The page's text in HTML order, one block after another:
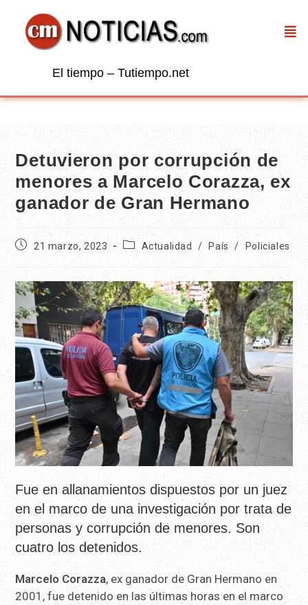
El tiempo – Tutiempo.net
Detuvieron por corrupción de
menores a Marcelo Corazza, ex
ganador de Gran Hermano
21 marzo, 2023 Actualidad / País / Policiales
Fue en allanamientos dispuestos por un juez
en el marco de una investigación por trata de
personas y corrupción de menores. Son
cuatro los detenidos.
Marcelo Corazza, ex ganador de Gran Hermano en
2001, fue detenido en las últimas horas en el marco